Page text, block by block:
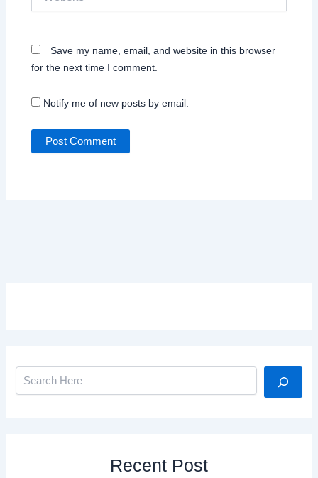
Save my name, email, and website in this browser
for the next time I comment.
Notify me of new posts by email.
Recent Post